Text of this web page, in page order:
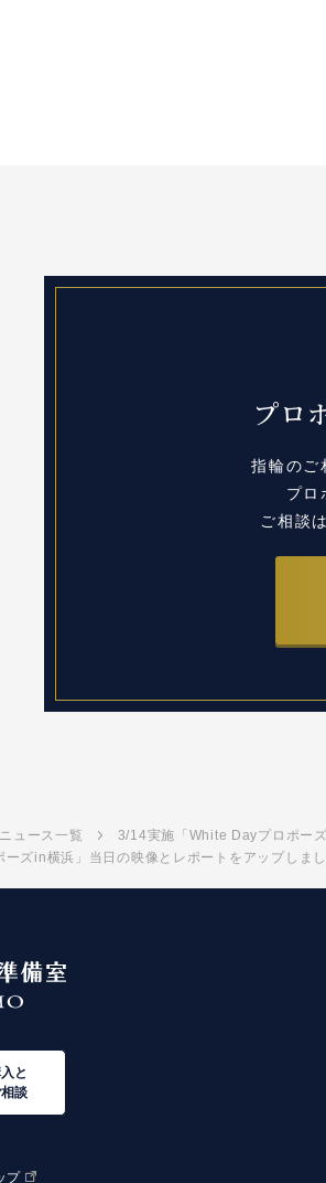
プロ
指輪のご
プロ
ご相談
ニュース一覧
3/14実施「White Dayプロポー
ズin横浜」当日の映像とレポートをアップしま
と
談
プ